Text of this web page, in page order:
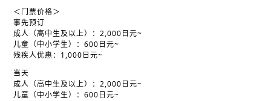
＜门票价格＞
事先预订
成人（高中生及以上）：2,000日元~
儿童（中小学生）：600日元~
残疾人优惠：1,000日元~
当天
成人（高中生及以上）：2,000日元~
儿童（中小学生）：600日元~